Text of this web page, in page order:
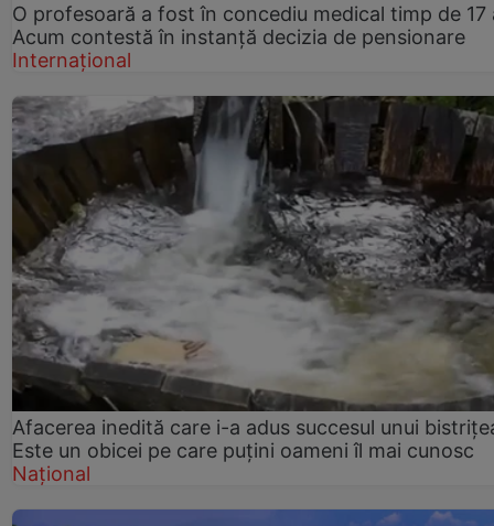
O profesoară a fost în concediu medical timp de 17
Acum contestă în instanță decizia de pensionare
Internațional
Afacerea inedită care i-a adus succesul unui
Este un obicei pe care puțini oameni îl mai cunosc
Național